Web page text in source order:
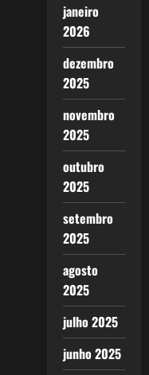
janeiro
2026
dezembro
2025
novembro
2025
outubro
2025
setembro
2025
agosto
2025
julho 2025
junho 2025